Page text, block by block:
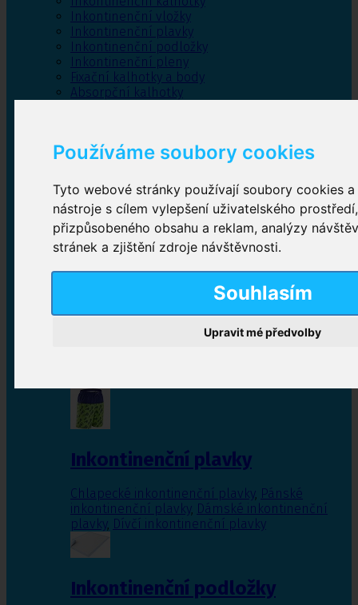
Používáme soubory cookies
Tyto webové stránky používají soubory cookies
nástroje s cílem vylepšení uživatelského
přizpůsobeného obsahu a reklam, analýzy
stránek a zjištění zdroje návštěvnosti.
Souhlasím
Upravit mé předvolby
Inkontinenční vložky
Inkontinenční plavky
Inkontinenční podložky
Inkontinenční pleny
Fixační kalhotky a body
Absorpční kalhotky
Inkontinenční kalhotky
Plenkové kalhotky navlékací,Plenkové kalhotky
zalepovací,Inkontinenční kalhotky dámské
Inkontinenční vložky
Inkontinenční plavky
Chlapecké inkontinenční plavky, Pánské
inkontinenční plavky, Dámské inkontinenční
plavky, Dívčí inkontinenční plavky
Inkontinenční podložky